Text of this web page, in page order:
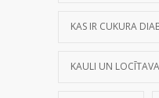
KAS IR CUKURA
KAULI UN